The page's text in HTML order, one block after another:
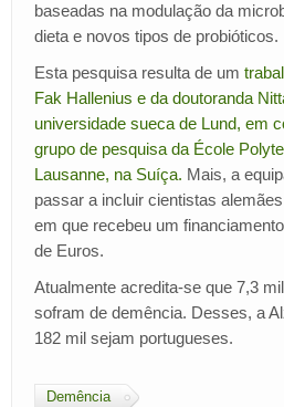
baseadas na modulação da
dieta e novos tipos de probióticos.
Esta pesquisa resulta de um
Fak Hallenius e da doutoranda
universidade sueca de Lund, em
grupo de pesquisa da École
Lausanne, na Suíça. Mais, a
passar a incluir cientistas
em que recebeu um
de Euros.
Atualmente acredita-se que 7,3
sofram de demência. Desses, a
182 mil sejam portugueses.
Demência